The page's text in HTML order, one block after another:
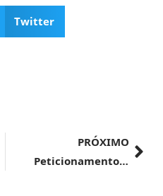
Twitter
PRÓXIMO
Peticionamento | Migração de códigos de assuntos para o Sistema Solicita